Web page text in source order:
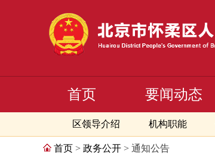
首页 要闻动态
区领导介绍 机构职能
首页 > 政务公开 > 通知公告